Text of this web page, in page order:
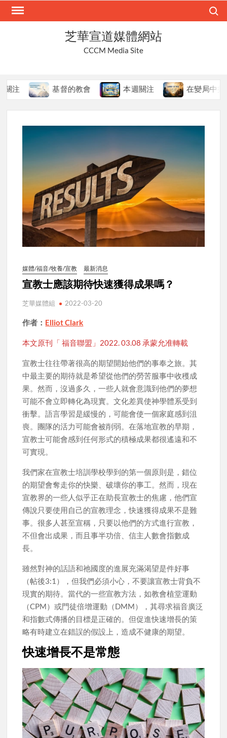
Skip
芝華宣道媒體網站
CCCM Media Site
基督的教會 本週關注 在變局中持守真道
媒體/福音/牧養/宣教 最新消息
宣教士應該期待快速獲得成果嗎？
芝華媒體組 2022-03-20
作者： Elliot Clark
本文原刊「 福音聯盟」2022. 03.08 承蒙允准轉載
宣教士往往帶著很高的期望開始他們的事奉之旅。其
中最主要的期待就是希望從他們的勞苦服事中收穫成
果。然而，沒過多久，一些人就會意識到他們的夢想
可能不會立即轉化為現實。文化差異使神學體系受到
衝擊。語言學習是緩慢的，可能會使一個家庭感到沮
喪。團隊的活力可能會被削弱。在落地宣教的早期，
宣教士可能會感到任何形式的積極成果都很遙遠和不
可實現。
我們家在宣教士培訓學校學到的第一個原則是，錯位
的期望會奪走你的快樂、破壞你的事工。然而，現在
宣教界的一些人似乎正在助長宣教士的焦慮，他們宣
傳說只要使用自己的宣教理念，快速獲得成果不是難
事。很多人甚至宣稱，只要以他們的方式進行宣教，
不但會出成果，而且事半功倍、信主人數會指數成
長。
雖然對神的話語和祂國度的進展充滿渴望是件好事
（帖後3:1），但我們必須小心，不要讓宣教士背負不
現實的期待。當代的一些宣教方法，如教會植堂運動
（CPM）或門徒倍增運動（DMM），其尋求福音廣泛
和指數式傳播的目標是正確的。但促進快速增長的策
略有時建立在錯誤的假設上，造成不健康的期望。
快速增長不是常態